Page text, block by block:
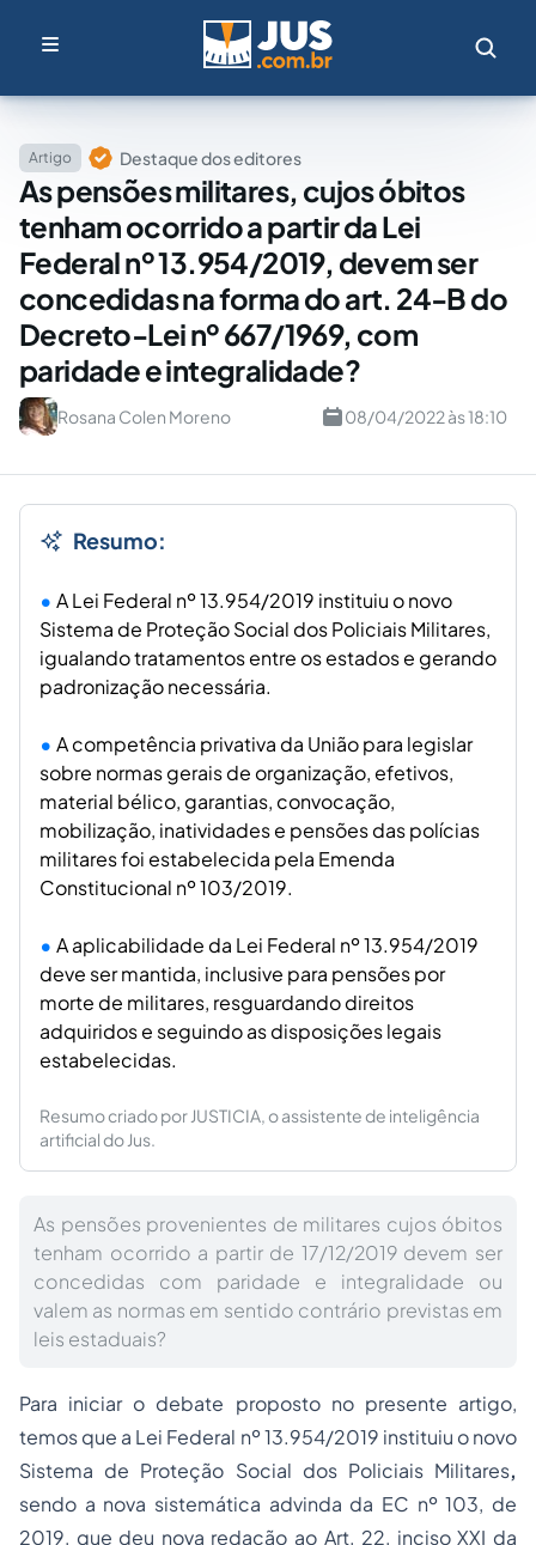
Artigo Destaque dos editores
As pensões militares, cujos óbitos
tenham ocorrido a partir da Lei
Federal nº 13.954/2019, devem ser
concedidas na forma do art. 24-B do
Decreto-Lei nº 667/1969, com
paridade e integralidade?
Rosana Colen Moreno 08/04/2022 às 18:10
Resumo:
A Lei Federal nº 13.954/2019 instituiu o novo
Sistema de Proteção Social dos Policiais Militares,
igualando tratamentos entre os estados e gerando
padronização necessária.
A competência privativa da União para legislar
sobre normas gerais de organização, efetivos,
material bélico, garantias, convocação,
mobilização, inatividades e pensões das polícias
militares foi estabelecida pela Emenda
Constitucional nº 103/2019.
A aplicabilidade da Lei Federal nº 13.954/2019
deve ser mantida, inclusive para pensões por
morte de militares, resguardando direitos
adquiridos e seguindo as disposições legais
estabelecidas.
Resumo criado por JUSTICIA, o assistente de inteligência
artificial do Jus.
As pensões provenientes de militares cujos óbitos
tenham ocorrido a partir de 17/12/2019 devem ser
concedidas com paridade e integralidade ou
valem as normas em sentido contrário previstas em
leis estaduais?
Para iniciar o debate proposto no presente artigo,
temos que a Lei Federal nº 13.954/2019 instituiu o novo
Sistema de Proteção Social dos Policiais Militares,
sendo a nova sistemática advinda da EC nº 103, de
2019, que deu nova redação ao Art. 22, inciso XXI da